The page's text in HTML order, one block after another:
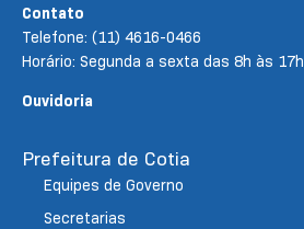
Contato
Telefone: (11) 4616-0466
Horário: Segunda a sexta das 8h às 17h
Ouvidoria
Prefeitura de Cotia
Equipes de Governo
Secretarias